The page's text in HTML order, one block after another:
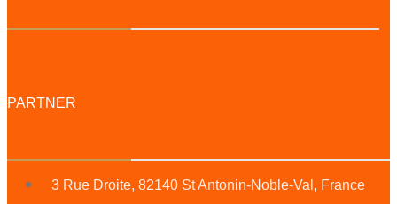
PARTNER
3 Rue Droite, 82140 St Antonin-Noble-Val, France